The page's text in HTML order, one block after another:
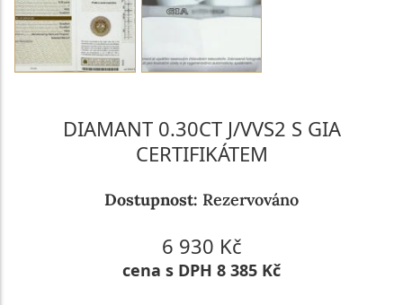
DIAMANT 0.30CT J/VVS2 S GIA
CERTIFIKÁTEM
Dostupnost: Rezervováno
6 930 Kč
cena s DPH 8 385 Kč